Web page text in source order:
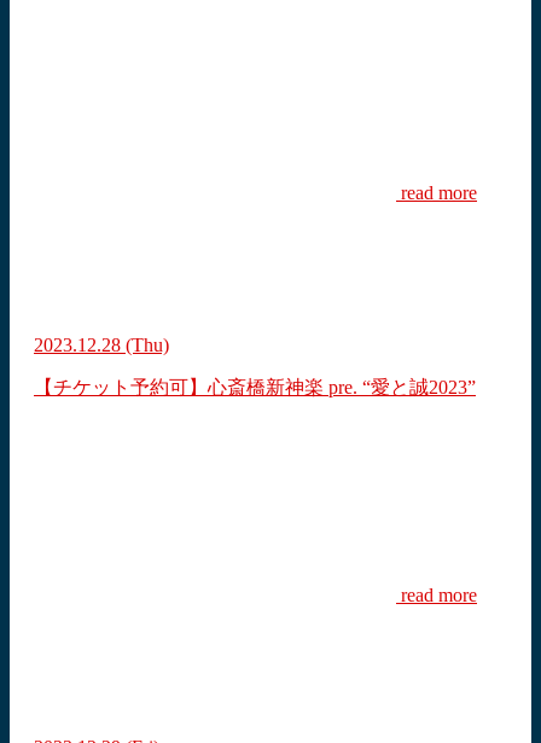
read more
2023.12.28 (Thu)
【チケット予約可】心斎橋新神楽 pre. “愛と誠2023”
read more